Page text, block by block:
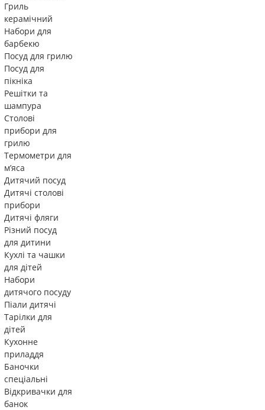
Гриль
керамічний
Набори для
барбекю
Посуд для грилю
Посуд для
пікніка
Решітки та
шампура
Столові
прибори для
грилю
Термометри для
м’яса
Дитячий посуд
Дитячі столові
прибори
Дитячі фляги
Різний посуд
для дитини
Кухлі та чашки
для дітей
Набори
дитячого посуду
Піали дитячі
Тарілки для
дітей
Кухонне
приладдя
Баночки
спеціальні
Відкривачки для
банок